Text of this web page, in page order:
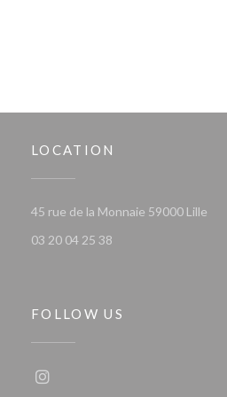
LOCATION
45 rue de la Monnaie 59000 Lille
03 20 04 25 38
FOLLOW US